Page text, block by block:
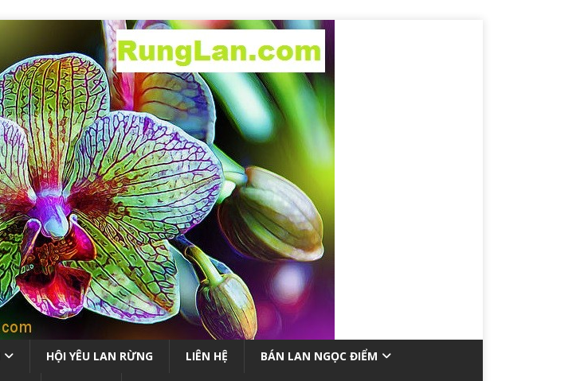
HỘI YÊU LAN RỪNG LIÊN HỆ BÁN LAN NGỌC ĐIỂM